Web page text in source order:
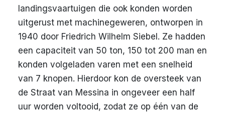
landingsvaartuigen die ook konden worden
uitgerust met machinegeweren, ontworpen in
1940 door Friedrich Wilhelm Siebel. Ze hadden
een capaciteit van 50 ton, 150 tot 200 man en
konden volgeladen varen met een snelheid
van 7 knopen. Hierdoor kon de oversteek van
de Straat van Messina in ongeveer een half
uur worden voltooid, zodat ze op één van de